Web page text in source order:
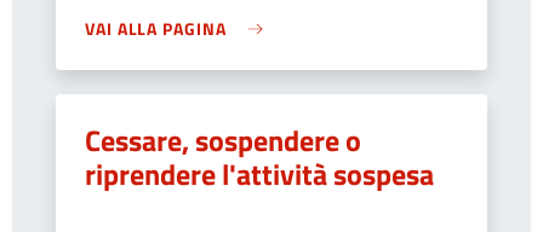
VAI ALLA PAGINA
Cessare, sospendere o
riprendere l'attività sospesa